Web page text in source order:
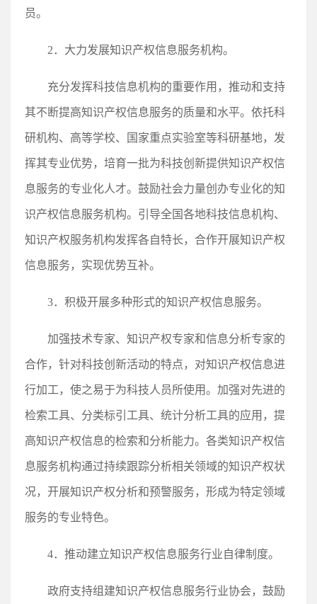
员。
2．大力发展知识产权信息服务机构。
充分发挥科技信息机构的重要作用，推动和支持
其不断提高知识产权信息服务的质量和水平。依托科
研机构、高等学校、国家重点实验室等科研基地，发
挥其专业优势，培育一批为科技创新提供知识产权信
息服务的专业化人才。鼓励社会力量创办专业化的知
识产权信息服务机构。引导全国各地科技信息机构、
知识产权服务机构发挥各自特长，合作开展知识产权
信息服务，实现优势互补。
3．积极开展多种形式的知识产权信息服务。
加强技术专家、知识产权专家和信息分析专家的
合作，针对科技创新活动的特点，对知识产权信息进
行加工，使之易于为科技人员所使用。加强对先进的
检索工具、分类标引工具、统计分析工具的应用，提
高知识产权信息的检索和分析能力。各类知识产权信
息服务机构通过持续跟踪分析相关领域的知识产权状
况，开展知识产权分析和预警服务，形成为特定领域
服务的专业特色。
4．推动建立知识产权信息服务行业自律制度。
政府支持组建知识产权信息服务行业协会，鼓励